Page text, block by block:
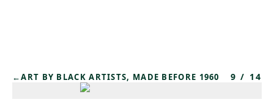
←ART BY BLACK ARTISTS, MADE BEFORE 1960 9 / 14